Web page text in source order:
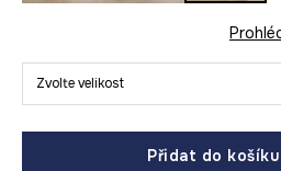
Zvolte velikost
Přidat do košíku